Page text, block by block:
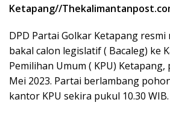
Ketapang//
DPD Partai Golkar Ketapang
bakal calon legislatif ( Bacaleg) ke
Pemilihan Umum ( KPU)
Mei 2023. Partai berlambang
kantor KPU sekira pukul 10.30 WIB.